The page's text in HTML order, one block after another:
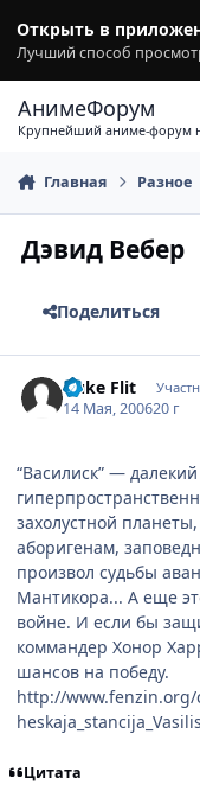
Открыть в
Лучший способ
АнимеФорум
Крупнейший аниме-форум
Главная Разное
Дэвид Вебер
Поделиться
Duke Flit
14 Мая, 200620 г
“Василиск” —
захолустной
аборигенам,
произвол судьбы
Мантикора... А еще
войне. И если бы
коммандер Хонор
шансов на победу.
http://www.fenzin.org/
Цитата